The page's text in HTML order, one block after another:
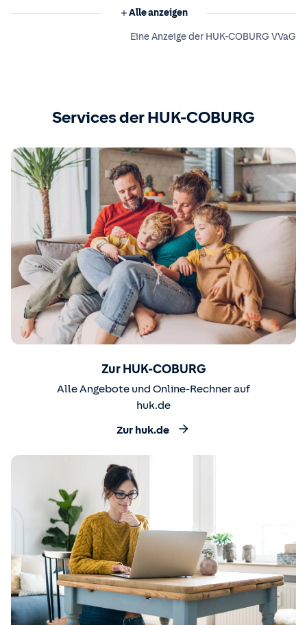
Alle anzeigen
Eine Anzeige der HUK-COBURG VVaG
Services der HUK-COBURG
Zur HUK-COBURG
Alle Angebote und Online-Rechner auf
huk.de
Zur huk.de